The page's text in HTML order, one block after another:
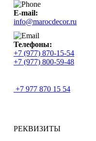
E-mail:
info@marocdecor.ru
Телефоны:
+7 (977) 870-15-54
+7 (977) 800-59-48
+7 977 870 15 54
РЕКВИЗИТЫ